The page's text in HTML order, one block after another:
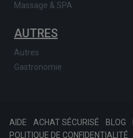
Massage & SPA
AUTRES
Autres
Gastronomie
AIDE ACHAT SÉCURISÉ BLOG
POLITIQUE DE CONFIDENTIALITÉ